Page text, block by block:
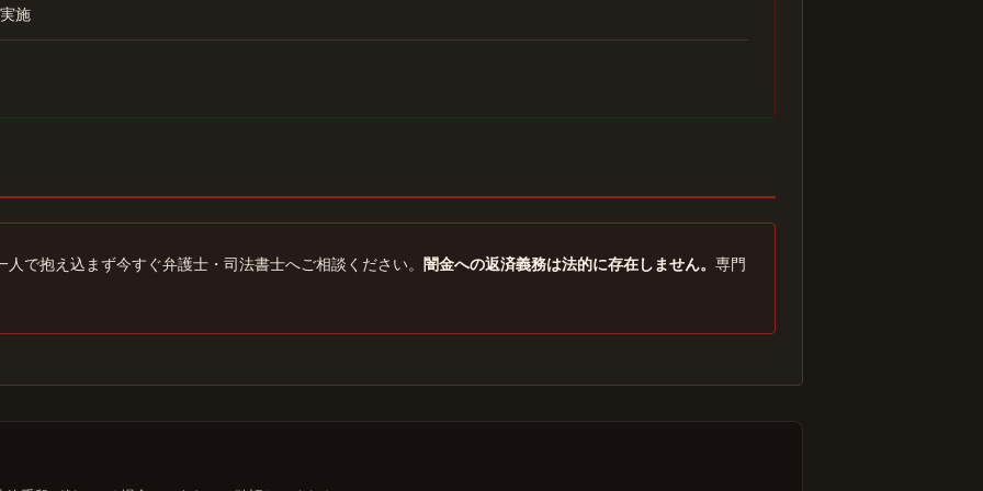
施
で抱え込まず今すぐ弁護士・司法書士へご相談ください。 闇金への返済義務は法的に存在しません。 専門